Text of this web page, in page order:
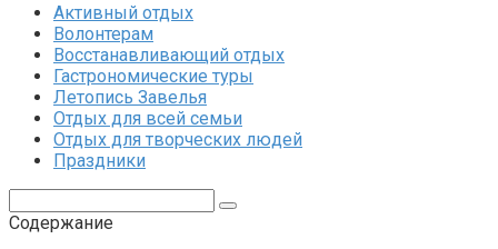
Активный отдых
Волонтерам
Восстанавливающий отдых
Гастрономические туры
Летопись Завелья
Отдых для всей семьи
Отдых для творческих людей
Праздники
Содержание